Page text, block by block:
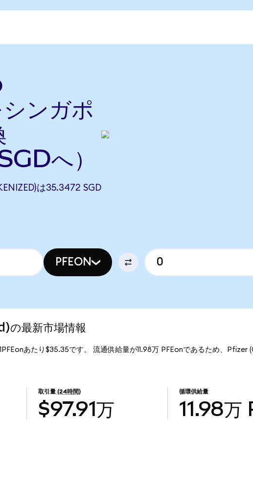
ンガポ
へ）
は35.3472 SGD
PFEON
最新市場情報
あたり$35.35です。 流通供給量が11.98万 PFEonであるため、Pfizer
取引量 (24時間)
$97.91万
循環供給量
11.98万